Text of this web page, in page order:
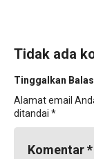
Tidak ada
Tinggalkan
Alamat email
ditandai *
Komentar*